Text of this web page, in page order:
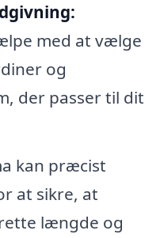
med at vælge
og
der passer til dit
kan præcist
at sikre, at
længde og